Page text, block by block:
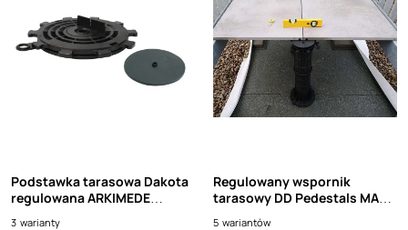
Podstawka tarasowa Dakota
regulowana ARKIMEDE
3 warianty
Regulowany wspornik
tarasowy DD Pedestals MAX z
adapterem
5 wariantów